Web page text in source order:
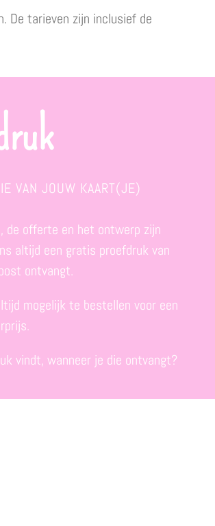
De tarieven zijn inclusief de
VAN JOUW KAART(JE)
de offerte en het ontwerp zijn
altijd een gratis proefdruk van
ontvangt.
mogelijk te bestellen voor een
vindt, wanneer je die ontvangt?